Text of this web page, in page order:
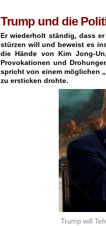
Trump und die
Er wiederholt ständig, dass
stürzen will und beweist es
die Hände von Kim Jong-
Provokationen und
spricht von einem möglichen
zu ersticken drohte.
Trump will